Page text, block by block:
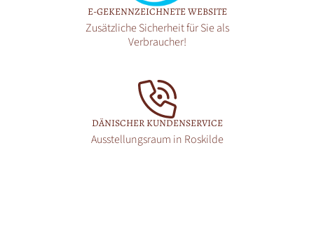
E-GEKENNZEICHNETE WEBSITE
Zusätzliche Sicherheit für Sie als
Verbraucher!
DÄNISCHER KUNDENSERVICE
Ausstellungsraum in Roskilde